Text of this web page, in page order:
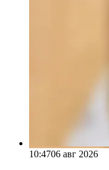
10:4706 авг 2026